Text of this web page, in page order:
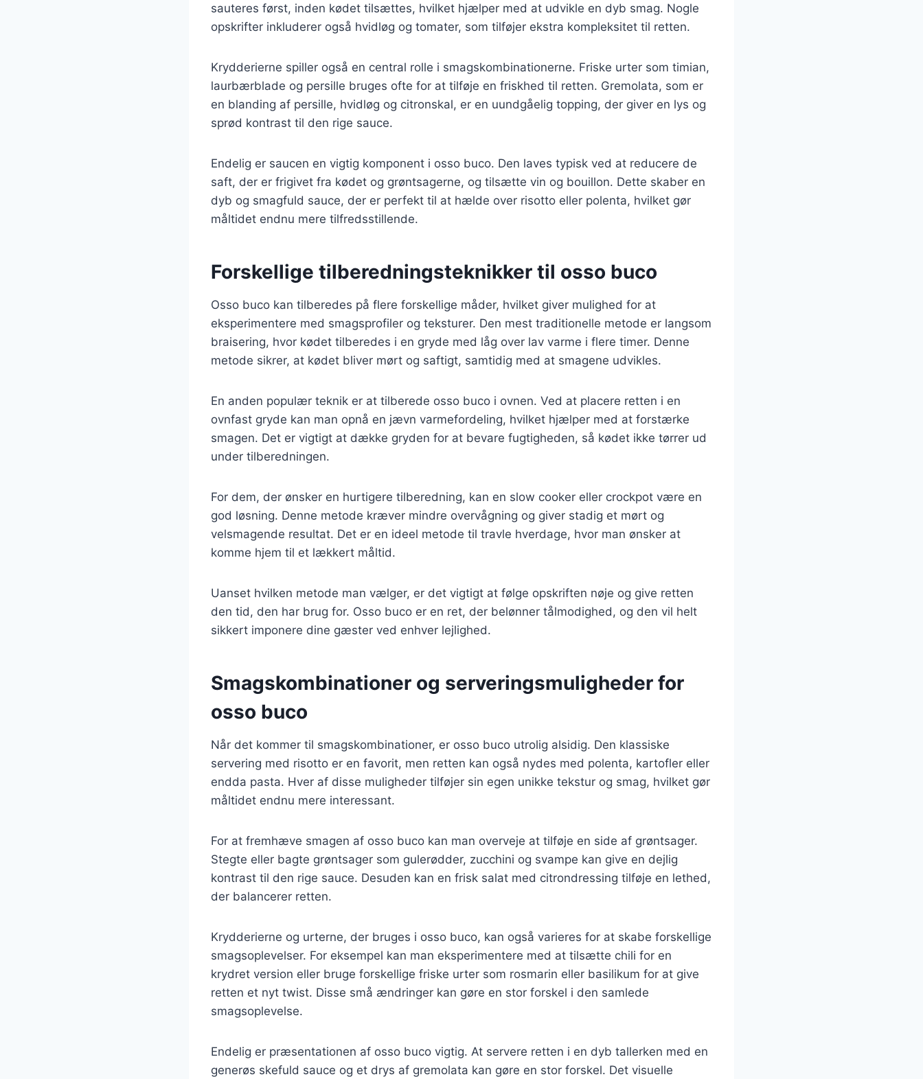
sauteres først, inden kødet tilsættes, hvilket hjælper med at udvikle en dyb smag. Nogle
opskrifter inkluderer også hvidløg og tomater, som tilføjer ekstra kompleksitet til retten.
Krydderierne spiller også en central rolle i smagskombinationerne. Friske urter som timian,
laurbærblade og persille bruges ofte for at tilføje en friskhed til retten. Gremolata, som er
en blanding af persille, hvidløg og citronskal, er en uundgåelig topping, der giver en lys og
sprød kontrast til den rige sauce.
Endelig er saucen en vigtig komponent i osso buco. Den laves typisk ved at reducere de
saft, der er frigivet fra kødet og grøntsagerne, og tilsætte vin og bouillon. Dette skaber en
dyb og smagfuld sauce, der er perfekt til at hælde over risotto eller polenta, hvilket gør
måltidet endnu mere tilfredsstillende.
Forskellige tilberedningsteknikker til osso buco
Osso buco kan tilberedes på flere forskellige måder, hvilket giver mulighed for at
eksperimentere med smagsprofiler og teksturer. Den mest traditionelle metode er langsom
braisering, hvor kødet tilberedes i en gryde med låg over lav varme i flere timer. Denne
metode sikrer, at kødet bliver mørt og saftigt, samtidig med at smagene udvikles.
En anden populær teknik er at tilberede osso buco i ovnen. Ved at placere retten i en
ovnfast gryde kan man opnå en jævn varmefordeling, hvilket hjælper med at forstærke
smagen. Det er vigtigt at dække gryden for at bevare fugtigheden, så kødet ikke tørrer ud
under tilberedningen.
For dem, der ønsker en hurtigere tilberedning, kan en slow cooker eller crockpot være en
god løsning. Denne metode kræver mindre overvågning og giver stadig et mørt og
velsmagende resultat. Det er en ideel metode til travle hverdage, hvor man ønsker at
komme hjem til et lækkert måltid.
Uanset hvilken metode man vælger, er det vigtigt at følge opskriften nøje og give retten
den tid, den har brug for. Osso buco er en ret, der belønner tålmodighed, og den vil helt
sikkert imponere dine gæster ved enhver lejlighed.
Smagskombinationer og serveringsmuligheder for
osso buco
Når det kommer til smagskombinationer, er osso buco utrolig alsidig. Den klassiske
servering med risotto er en favorit, men retten kan også nydes med polenta, kartofler eller
endda pasta. Hver af disse muligheder tilføjer sin egen unikke tekstur og smag, hvilket gør
måltidet endnu mere interessant.
For at fremhæve smagen af osso buco kan man overveje at tilføje en side af grøntsager.
Stegte eller bagte grøntsager som gulerødder, zucchini og svampe kan give en dejlig
kontrast til den rige sauce. Desuden kan en frisk salat med citrondressing tilføje en lethed,
der balancerer retten.
Krydderierne og urterne, der bruges i osso buco, kan også varieres for at skabe forskellige
smagsoplevelser. For eksempel kan man eksperimentere med at tilsætte chili for en
krydret version eller bruge forskellige friske urter som rosmarin eller basilikum for at give
retten et nyt twist. Disse små ændringer kan gøre en stor forskel i den samlede
smagsoplevelse.
Endelig er præsentationen af osso buco vigtig. At servere retten i en dyb tallerken med en
generøs skefuld sauce og et drys af gremolata kan gøre en stor forskel. Det visuelle